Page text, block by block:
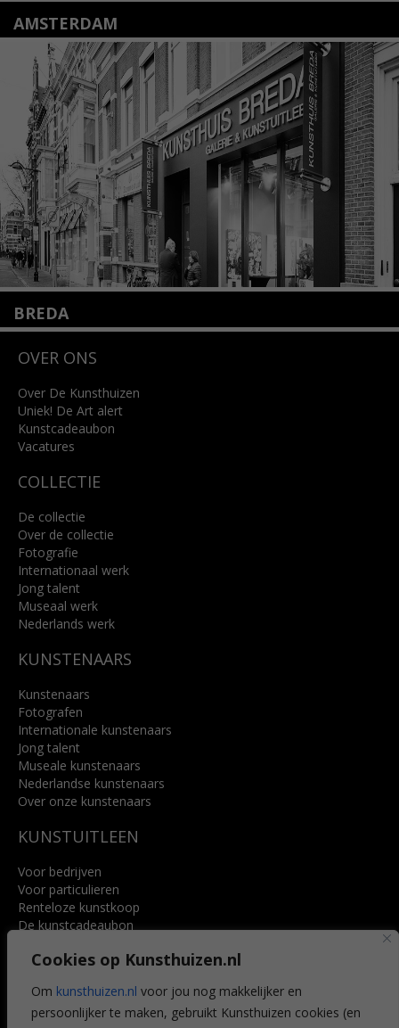
Cookies op Kunsthuizen.nl
Om kunsthuizen.nl voor jou nog makkelijker en
persoonlijker te maken, gebruikt Kunsthuizen cookies (en
AMSTERDAM
Amstelveenseweg 135
1075 VX Amsterdam
+31 (0)20 2332546
info@kunsthuisamsterdam.nl
Lees meer
BREDA
4818 SB Breda
info@kunsthuisbreda.nl
Lees meer
OVER ONS
Over De Kunsthuizen
Uniek! De Art alert
Kunstcadeaubon
Vacatures
COLLECTIE
De collectie
Over de collectie
Fotografie
Internationaal werk
Jong talent
Museaal werk
Nederlands werk
KUNSTENAARS
Kunstenaars
Fotografen
Internationale kunstenaars
Jong talent
Museale kunstenaars
Nederlandse kunstenaars
Over onze kunstenaars
KUNSTUITLEEN
Voor bedrijven
Voor particulieren
Renteloze kunstkoop
De kunstcadeaubon
Voordelen
Veelgestelde vragen